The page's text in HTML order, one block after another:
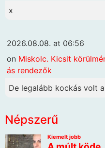
x
2026.08.08. at 06:56
on Miskolc. Kicsit
ás rendezők
De legalább kockás volt a
Népszerű